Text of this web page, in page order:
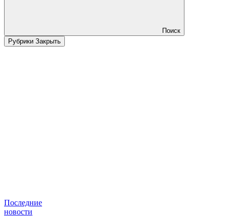
Поиск
Рубрики Закрыть
Последние
новости